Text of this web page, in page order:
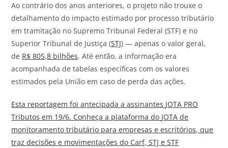
Ao contrário dos anos anteriores, o projeto não trouxe o
detalhamento do impacto estimado por processo tributário
em tramitação no Supremo Tribunal Federal (STF) e no
Superior Tribunal de Justiça (STJ) — apenas o valor geral,
de R$ 805,8 bilhões. Até então, a informação era
acompanhada de tabelas específicas com os valores
estimados pela União em caso de perda das ações.
Esta reportagem foi antecipada a assinantes JOTA PRO
Tributos em 19/6. Conheça a plataforma do JOTA de
monitoramento tributário para empresas e escritórios, que
traz decisões e movimentações do Carf, STJ e STF